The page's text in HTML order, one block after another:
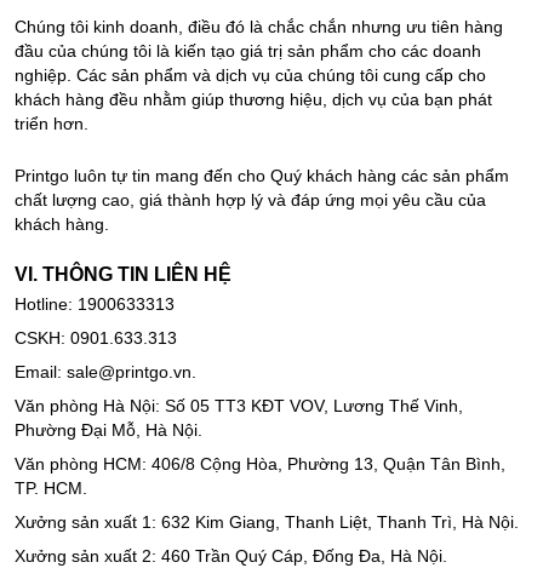
Chúng tôi kinh doanh, điều đó là chắc chắn nhưng ưu tiên hàng
đầu của chúng tôi là kiến tạo giá trị sản phẩm cho các doanh
nghiệp. Các sản phẩm và dịch vụ của chúng tôi cung cấp cho
khách hàng đều nhằm giúp thương hiệu, dịch vụ của bạn phát
triển hơn.
Printgo luôn tự tin mang đến cho Quý khách hàng các sản phẩm
chất lượng cao, giá thành hợp lý và đáp ứng mọi yêu cầu của
khách hàng.
VI. THÔNG TIN LIÊN HỆ
Hotline: 1900633313
CSKH: 0901.633.313
Email: sale@printgo.vn.
Văn phòng Hà Nội: Số 05 TT3 KĐT VOV, Lương Thế Vinh,
Phường Đại Mỗ, Hà Nội.
Văn phòng HCM: 406/8 Cộng Hòa, Phường 13, Quận Tân Bình,
TP. HCM.
Xưởng sản xuất 1: 632 Kim Giang, Thanh Liệt, Thanh Trì, Hà Nội.
Xưởng sản xuất 2: 460 Trần Quý Cáp, Đống Đa, Hà Nội.